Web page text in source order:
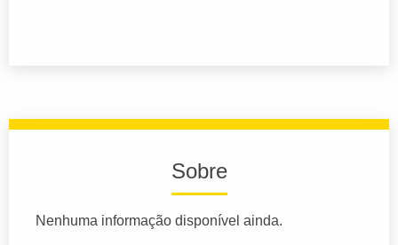
Sobre
Nenhuma informação disponível ainda.